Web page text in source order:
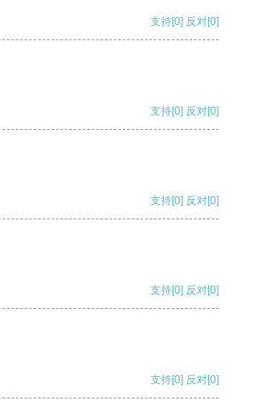
支持[0] 反对[0]
支持[0] 反对[0]
支持[0] 反对[0]
支持[0] 反对[0]
支持[0] 反对[0]